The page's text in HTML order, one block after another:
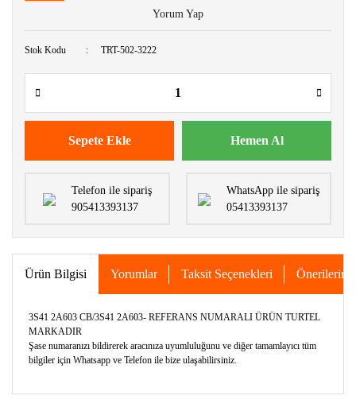
Yorum Yap
Stok Kodu TRT-502-3222
Sepete Ekle Hemen Al
Telefon ile sipariş
905413393137
WhatsApp ile sipariş
05413393137
Ürün Bilgisi Yorumlar Taksit Seçenekleri Önerileriniz
3S41 2A603 CB/3S41 2A603- REFERANS NUMARALI ÜRÜN TURTEL
MARKADIR
Şase numaranızı bildirerek aracınıza uyumluluğunu ve diğer tamamlayıcı tüm
bilgiler için Whatsapp ve Telefon ile bize ulaşabilirsiniz.